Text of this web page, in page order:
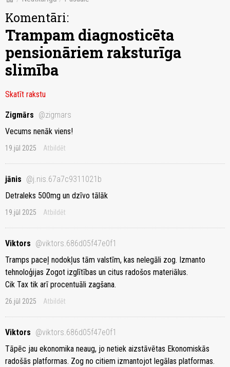
Komentāri:
Trampam diagnosticēta
pensionāriem raksturīga
slimība
Skatīt rakstu
Zigmārs @zigmars
Vecums nenāk viens!
19.jūl 2025 Atbildēt
jānis @j.nis.67a7c9311021b
Detraleks 500mg un dzīvo tālāk
19.jūl 2025 Atbildēt
Viktors @viktors.686d05f47e0f1
Tramps paceļ nodokļus tām valstīm, kas nelegāli zog. Izmanto
tehnoloģijas Zogot izglītības un citus radošos materiālus.
Cik Tax tik arī procentuāli zagšana.
26.jūl 2025 Atbildēt
Viktors @viktors.686d05f47e0f1
Tāpēc jau ekonomika neaug, jo netiek aizstāvētas Ekonomiskās
radošās platformas. Zog no citiem izmantojot legālas platformas.